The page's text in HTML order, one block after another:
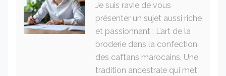
Je suis ravie de vous
présenter un sujet aussi riche
et passionnant : L’art de la
broderie dans la confection
des caftans marocains. Une
tradition ancestrale qui met